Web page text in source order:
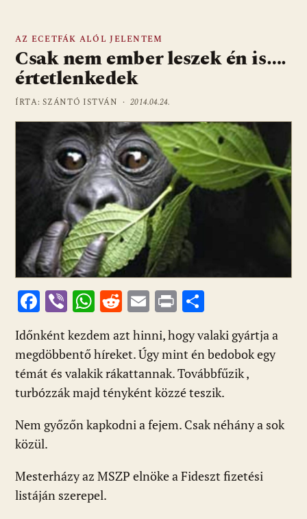
AZ ECETFÁK ALÓL JELENTEM
Csak nem ember leszek én is….
értetlenkedek
ÍRTA: SZÁNTÓ ISTVÁN ·2014.04.24.
F
ac
e
b
o
k
Vi
b
er
W
at
s
A
p
R
d
di
t
E
m
ai
l
Pr
t
ss
za
m
e
Időnként kezdem azt hinni, hogy valaki gyártja a
megdöbbentő híreket. Úgy mint én bedobok egy
témát és valakik rákattannak. Továbbfűzik ,
turbózzák majd tényként közzé teszik.
Nem győzőn kapkodni a fejem. Csak néhány a sok
közül.
Mesterházy az MSZP elnöke a Fideszt fizetési
listáján szerepel.